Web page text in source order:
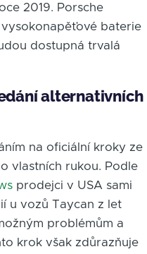
2019. Porsche
baterie
dostupná trvalá
alternativních
na oficiální kroky ze
vlastních rukou. Podle
prodejci v USA sami
u vozů Taycan z let
problémům a
krok však zdůrazňuje